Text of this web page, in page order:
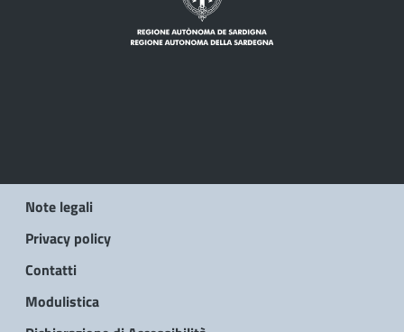
Note legali
Privacy policy
Contatti
Modulistica